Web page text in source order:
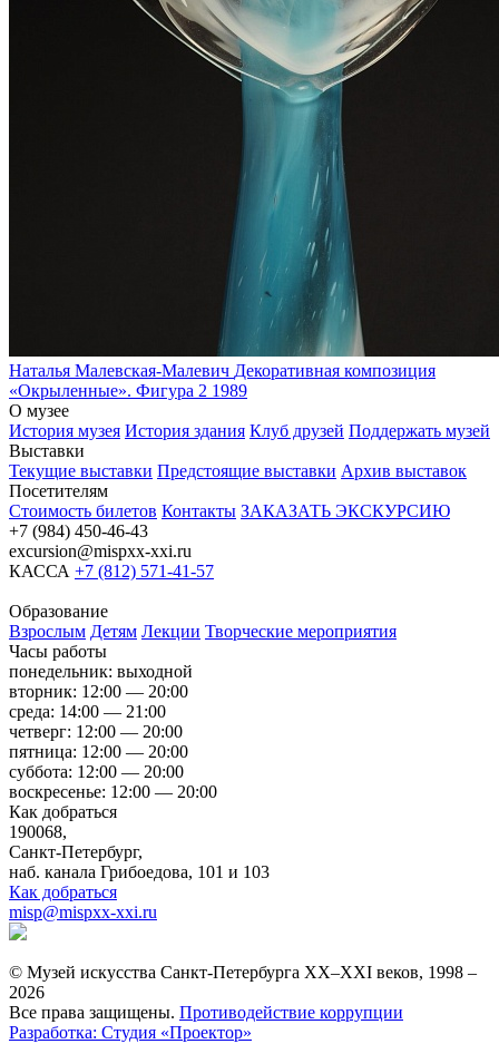
Наталья Малевская-Малевич Декоративная композиция
«Окрыленные». Фигура 2 1989
О музее
История музея История здания Клуб друзей Поддержать музей
Выставки
Текущие выставки Предстоящие выставки Архив выставок
Посетителям
Стоимость билетов Контакты ЗАКАЗАТЬ ЭКСКУРСИЮ
+7 (984) 450-46-43
excursion@mispxx-xxi.ru
КАССА +7 (812) 571-41-57
Образование
Взрослым Детям Лекции Творческие мероприятия
Часы работы
понедельник: выходной
вторник: 12:00 — 20:00
среда: 14:00 — 21:00
четверг: 12:00 — 20:00
пятница: 12:00 — 20:00
суббота: 12:00 — 20:00
воскресенье: 12:00 — 20:00
Как добраться
190068,
Санкт-Петербург,
наб. канала Грибоедова, 101 и 103
Как добраться
misp@mispxx-xxi.ru
© Музей искусства Санкт-Петербурга XX–XXI веков, 1998 –
2026
Все права защищены. Противодействие коррупции
Разработка: Студия «Проектор»